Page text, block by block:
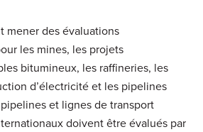
mener des évaluations
les mines, les projets
bitumineux, les raffineries, les
d’électricité et les pipelines
et lignes de transport
doivent être évalués par